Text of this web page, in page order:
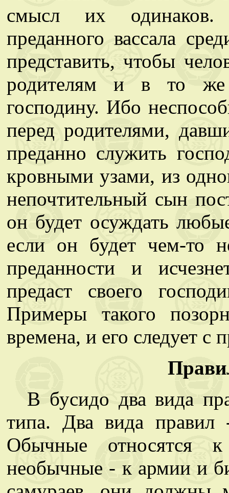
смысл их
преданного вассала
представить, чтобы
родителям и в то же
господину. Ибо
перед родителями,
преданно служить
кровными узами, из
непочтительный сын
он будет осуждать
если он будет чем-то
преданности и
предаст своего
Примеры такого
времена, и его следует с
В бусидо два вида
типа. Два вида
Обычные относятся
необычные - к армии и